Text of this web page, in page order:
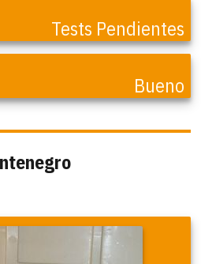
Tests Pendientes
Bueno